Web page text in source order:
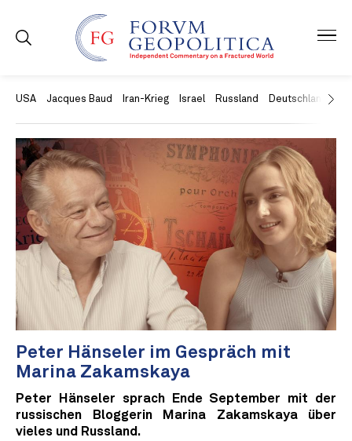
USA Jacques Baud Iran-Krieg Israel Russland Deutschland
Peter Hänseler im Gespräch mit
Marina Zakamskaya
Peter Hänseler sprach Ende September mit der
russischen Bloggerin Marina Zakamskaya über
vieles und Russland.